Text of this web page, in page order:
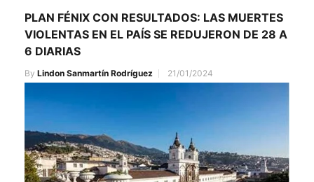
PLAN FÉNIX CON RESULTADOS: LAS MUERTES
VIOLENTAS EN EL PAÍS SE REDUJERON DE 28 A
6 DIARIAS
By Lindon Sanmartín Rodríguez 21/01/2024